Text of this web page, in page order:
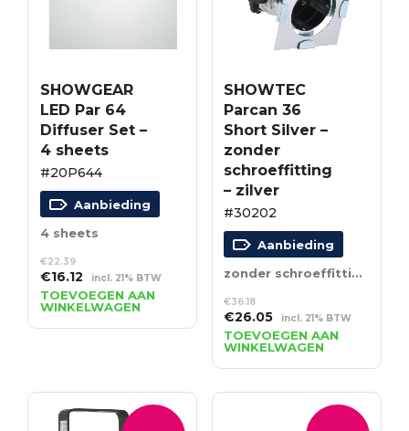
SHOWGEAR
LED Par 64
Diffuser Set –
4 sheets
#20P644
Aanbieding
4 sheets
€22.39
Oorspronkelijke
prijs
was:
€22.39.
€16.12Huidige
prijs
is:
€16.12.
incl. 21% BTW
TOEVOEGEN AAN
WINKELWAGEN
SHOWTEC
Parcan 36
Short Silver –
zonder
schroeffitting
– zilver
#30202
Aanbieding
zonder schroeffitting – zilver
€36.18
Oorspronkelijke
prijs
was:
€36.18.
€26.05Huidige
prijs
is:
€26.05.
incl. 21% BTW
TOEVOEGEN AAN
WINKELWAGEN